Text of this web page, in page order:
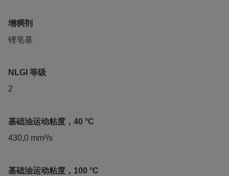
增稠剂
锂皂基
NLGI 等级
2
基础油运动粘度，40 °C
430,0 mm²/s
基础油运动粘度，100 °C